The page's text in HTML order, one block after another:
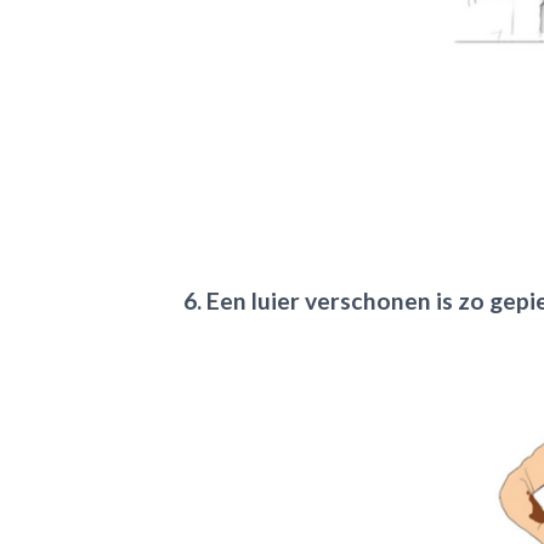
6. Een luier verschonen is zo